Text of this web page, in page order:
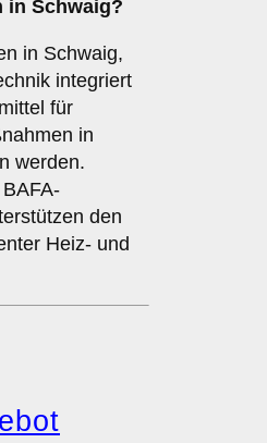
in Schwaig?
in Schwaig,
integriert
für
in
werden.
den
Heiz- und